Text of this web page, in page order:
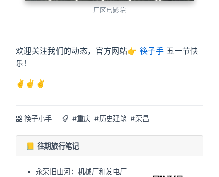
厂区电影院
欢迎关注我们的动态，官方网站👉筷子手 五一节快
乐！
✌✌✌
筷子小手 #重庆 #历史建筑 #荣昌
📒 往期旅行笔记
永荣旧山河：机械厂和发电厂